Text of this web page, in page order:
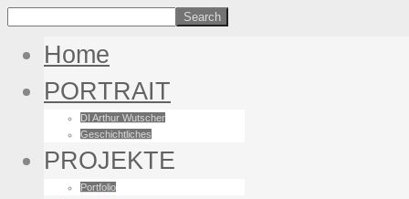
Home
PORTRAIT
DI Arthur Wutscher
Geschichtliches
PROJEKTE
Portfolio